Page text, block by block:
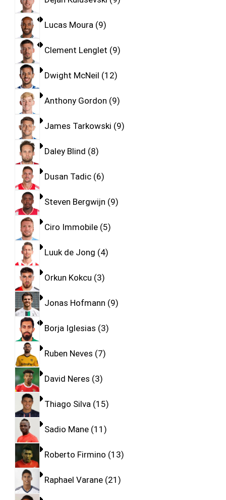
Lucas Moura 9
Clement Lenglet 9
Dwight McNeil 12
Anthony Gordon 9
James Tarkowski 9
Daley Blind 8
Dusan Tadic 6
Steven Bergwijn 9
Ciro Immobile 5
Luuk de Jong 4
Orkun Kokcu 3
Jonas Hofmann 9
Borja Iglesias 3
Ruben Neves 7
David Neres 3
Thiago Silva 15
Sadio Mane 11
Roberto Firmino 13
Raphael Varane 21